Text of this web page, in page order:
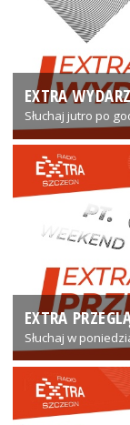
EXTRA
Słuchaj jutro po
EXTRA
Słuchaj w